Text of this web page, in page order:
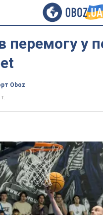
перемогу у
Oboz